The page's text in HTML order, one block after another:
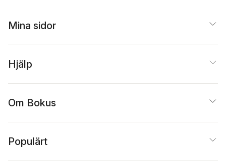
Mina sidor
Hjälp
Om Bokus
Populärt